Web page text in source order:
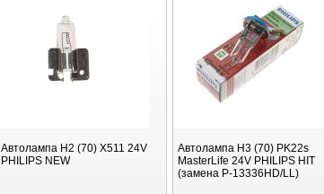
Автолампа H2 (70) X511 24V
PHILIPS NEW
Автолампа H3 (70) PK22s
MasterLife 24V PHILIPS HIT
(замена P-13336HD/LL)